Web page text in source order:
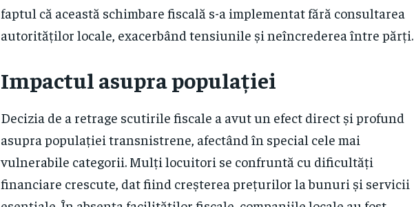
faptul că această schimbare fiscală s-a implementat fără consultarea
autorităților locale, exacerbând tensiunile și neîncrederea între părți.
Impactul asupra populației
Decizia de a retrage scutirile fiscale a avut un efect direct și profund
asupra populației transnistrene, afectând în special cele mai
vulnerabile categorii. Mulți locuitori se confruntă cu dificultăți
financiare crescute, dat fiind creșterea prețurilor la bunuri și servicii